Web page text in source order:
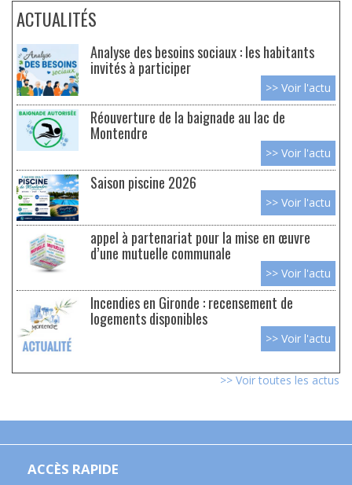
ACTUALITÉS
Analyse des besoins sociaux : les habitants
invités à participer
>> Voir l'actu
Réouverture de la baignade au lac de
Montendre
>> Voir l'actu
Saison piscine 2026
>> Voir l'actu
appel à partenariat pour la mise en œuvre
d’une mutuelle communale
>> Voir l'actu
Incendies en Gironde : recensement de
logements disponibles
>> Voir l'actu
>> Voir toutes les actus
ACCÈS RAPIDE